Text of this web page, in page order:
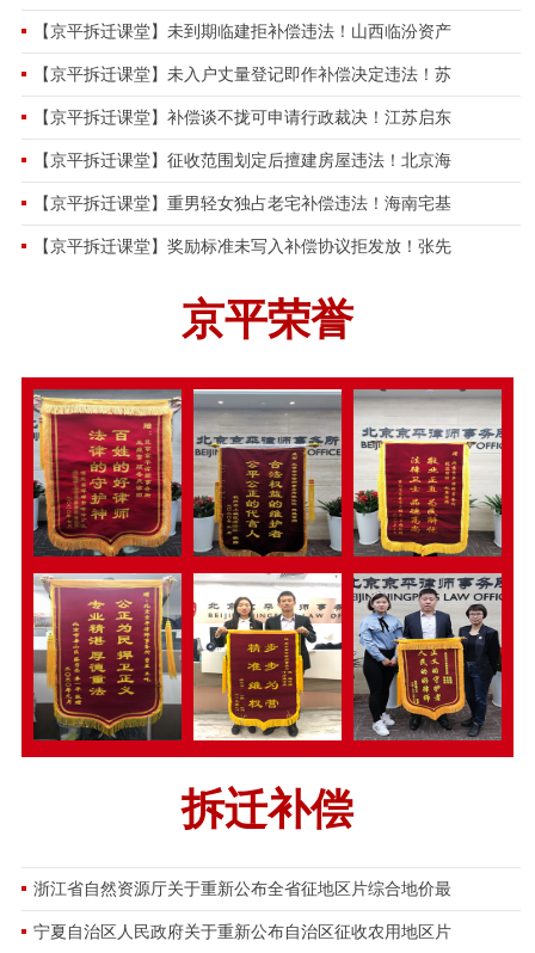
【京平拆迁课堂】未到期临建拒补偿违法！山西临汾资产
【京平拆迁课堂】未入户丈量登记即作补偿决定违法！苏
【京平拆迁课堂】补偿谈不拢可申请行政裁决！江苏启东
【京平拆迁课堂】征收范围划定后擅建房屋违法！北京海
【京平拆迁课堂】重男轻女独占老宅补偿违法！海南宅基
【京平拆迁课堂】奖励标准未写入补偿协议拒发放！张先
京平荣誉
拆迁补偿
浙江省自然资源厅关于重新公布全省征地区片综合地价最
宁夏自治区人民政府关于重新公布自治区征收农用地区片